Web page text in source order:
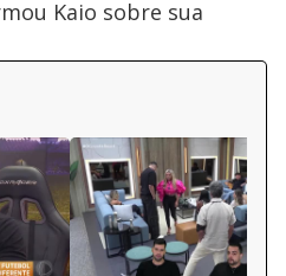
Kaio sobre sua